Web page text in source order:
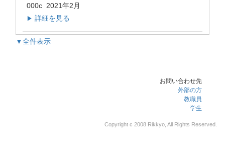
000c 2021年2月
▶ 詳細を見る
▼全件表示
お問い合わせ先
外部の方
教職員
学生
Copyright c 2008 Rikkyo, All Rights Reserved.